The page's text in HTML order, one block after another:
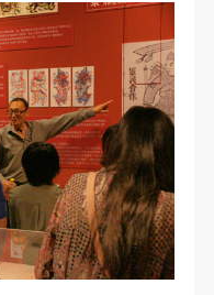
用协议
、《中华人民共和国
于贯彻执行 《中华
的意见（试行）>的
方）和使用方（乙
好协商，甲乙双方就
如下一致协议：
人，自愿将自己的
用协议
、《中华人民共和国
于贯彻执行 《中华
的意见（试行）>的
方）和使用方（乙
好协商，甲乙双方就
如下一致协议：
人，自愿将自己的
用协议
、《中华人民共和国
于贯彻执行 《中华
的意见（试行）>的
方）和使用方（乙
好协商，甲乙双方就
如下一致协议：
人，自愿将自己的